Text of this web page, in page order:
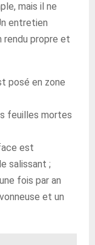
mais il ne
entretien
rendu propre et
posé en zone
feuilles mortes
est
salissant ;
fois par an
et un